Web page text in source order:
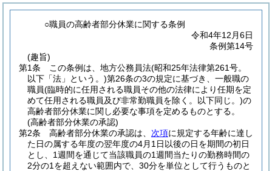
○職員の高齢者部分休業に関する条例
令和4年12月6日
条例第14号
(趣旨)
第1条
この条例は、地方公務員法(昭和25年法律第261号。
以下「法」という。)第26条の3の規定に基づき、一般職の
職員(臨時的に任用される職員その他の法律により任期を定
めて任用される職員及び非常勤職員を除く。以下同じ。)の
高齢者部分休業に関し必要な事項を定めるものとする。
(高齢者部分休業の承認)
第2条
高齢者部分休業の承認は、 次項に規定する年齢に達し
た日の属する年度の翌年度の4月1日以後の日を期間の初日
とし、1週間を通じて当該職員の1週間当たりの勤務時間の
2分の1を超えない範囲内で、30分を単位として行うものと